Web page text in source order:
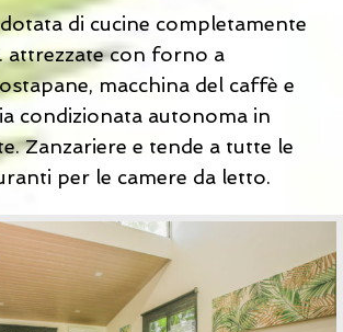
di cucine completamente
attrezzate con forno a
macchina del caffè e
condizionata autonoma in
Zanzariere e tende a tutte le
per le camere da letto.